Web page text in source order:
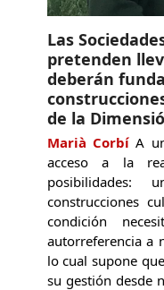
Las
pretenden
deberán
de la
Marià CorbíA
acceso a la
construcciones
condición
autorreferencia a
lo cual supone
su gestión desde